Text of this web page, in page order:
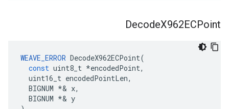
DecodeX962ECPoint
WEAVE_ERROR DecodeX962ECPoint(
const uint8_t *encodedPoint,
uint16_t encodedPointLen,
BIGNUM *& x,
BIGNUM *& y